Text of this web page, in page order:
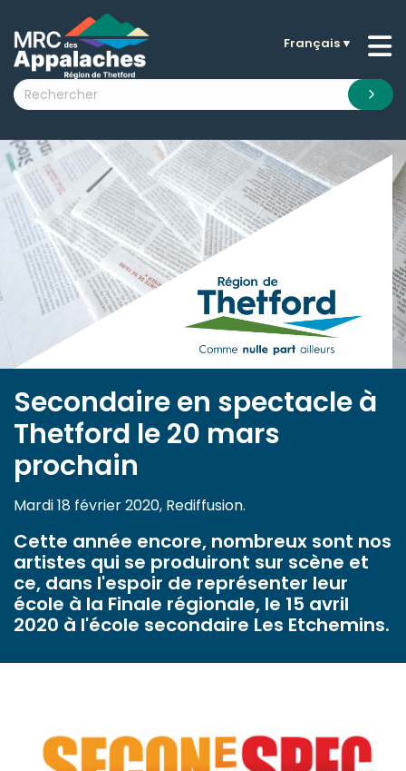
submenu (La MRC )
submenu (Citoyens )
submenu (Visiteurs )
submenu (Nouvelles )
submenu (Documentation )
Français▼
Secondaire en spectacle à
Thetford le 20 mars
prochain
Mardi 18 février 2020, Rediffusion.
Cette année encore, nombreux sont nos
artistes qui se produiront sur scène et
ce, dans l'espoir de représenter leur
école à la Finale régionale, le 15 avril
2020 à l'école secondaire Les Etchemins.